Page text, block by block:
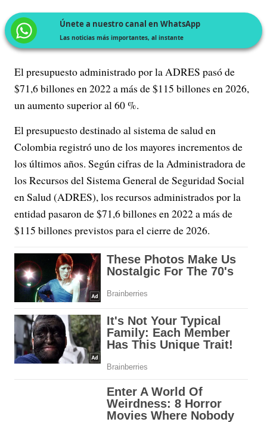
Únete a nuestro canal en WhatsApp
Las noticias más importantes, al instante
El presupuesto administrado por la ADRES pasó de
$71,6 billones en 2022 a más de $115 billones en 2026,
un aumento superior al 60 %.
El presupuesto destinado al sistema de salud en
Colombia registró uno de los mayores incrementos de
los últimos años. Según cifras de la Administradora de
los Recursos del Sistema General de Seguridad Social
en Salud (ADRES), los recursos administrados por la
entidad pasaron de $71,6 billones en 2022 a más de
$115 billones previstos para el cierre de 2026.